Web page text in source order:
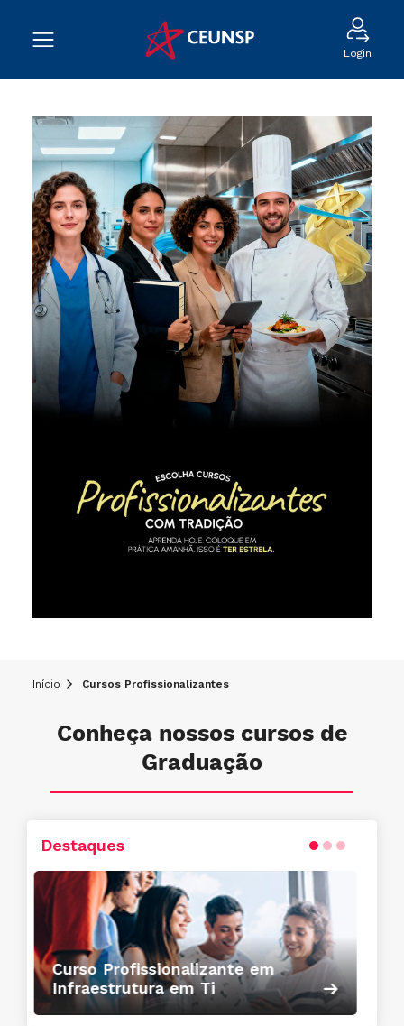
Login
Início Cursos Profissionalizantes
Conheça nossos cursos de
Graduação
Destaques
Curso Profissionalizante em
Finanças Empresariais
Conheça o curso